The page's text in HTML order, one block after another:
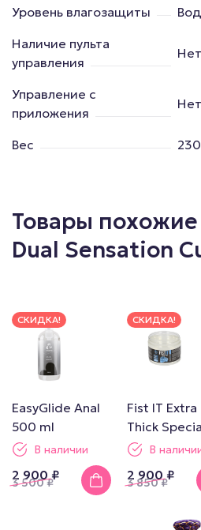
Уровень влагозащиты
Наличие пульта
управления
Нет
Управление с
приложения
Нет
Вес
Товары похожие
Dual Sensation
СКИДКА!
EasyGlide Anal
500 ml
В наличии
2 900 ₽
3 500₽
СКИДКА!
Fist IT Extra
Thick
Edition
В
2 900 ₽
3 850₽